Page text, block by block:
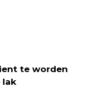
te worden
lak